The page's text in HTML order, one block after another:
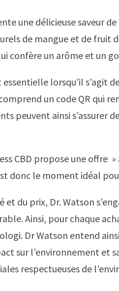
une délicieuse saveur
de mangue et de fruit
confère un arôme et un
lorsqu’il s’agit
un code QR qui
peuvent ainsi s’assurer
CBD propose une offre
donc le moment idéal
du prix, Dr. Watson
Ainsi, pour chaque
Dr Watson entend
sur l’environnement et
respectueuses de